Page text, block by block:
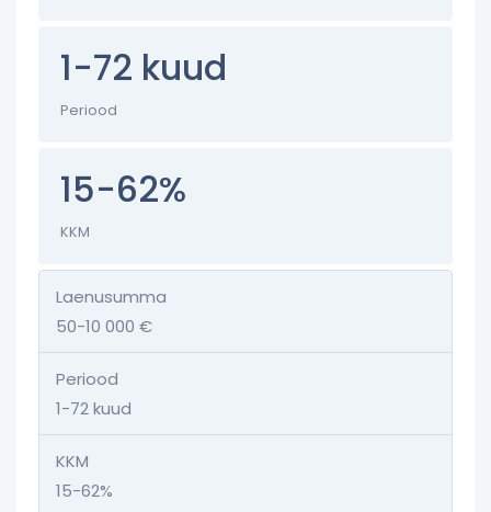
1-72 kuud
Periood
15-62%
KKM
Laenusumma
50-10 000 €
Periood
1-72 kuud
KKM
15-62%